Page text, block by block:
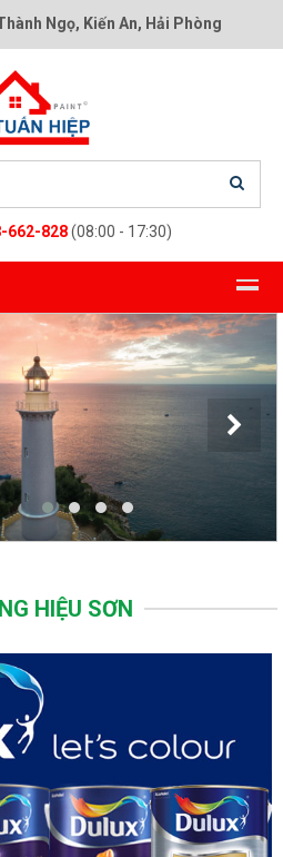
Ngọ, Kiến An, Hải Phòng
662-828(08:00 - 17:30)
HIỆU SƠN